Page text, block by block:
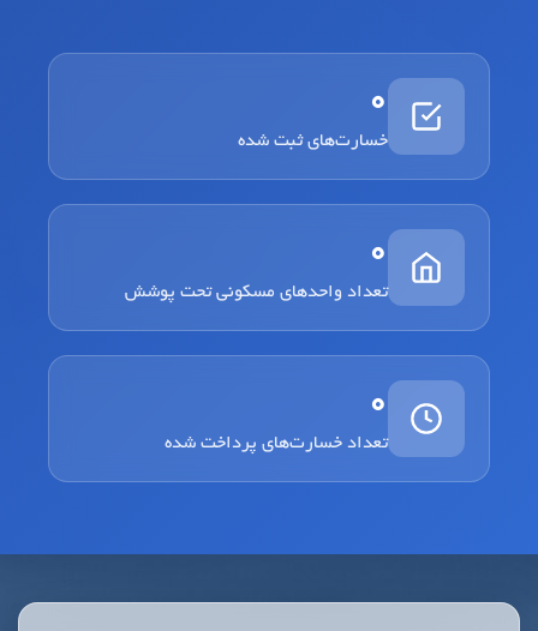
0
خسارت‌های ثبت شده
0
تعداد واحدهای مسکونی تحت پوشش
0
تعداد خسارت‌های پرداخت شده